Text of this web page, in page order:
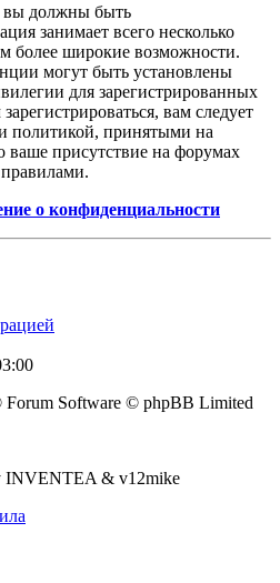
вы должны быть
занимает всего несколько
более широкие возможности.
могут быть установлены
для зарегистрированных
вам следует
политикой, принятыми на
присутствие на форумах
правилами.
о конфиденциальности
Software © phpBB Limited
INVENTEA & v12mike